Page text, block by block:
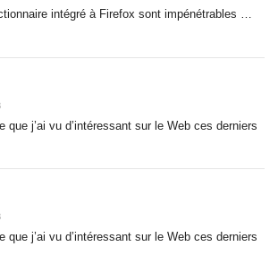
intégré à Firefox sont impénétrables …
que j’ai vu d’intéressant sur le Web ces derniers
que j’ai vu d’intéressant sur le Web ces derniers